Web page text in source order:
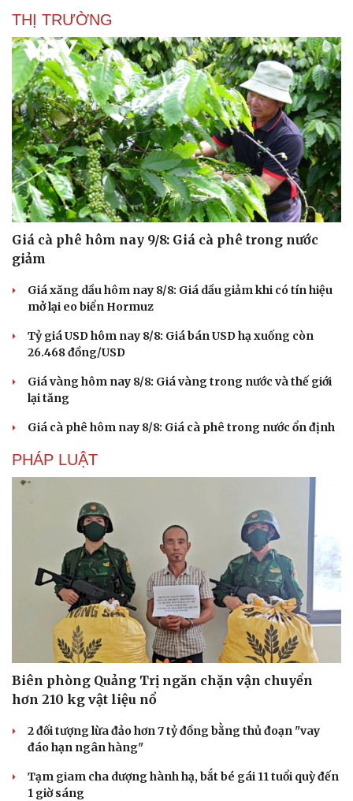
check-in
Podcast
Câu chuyện thời sự
Cửa sổ tình yêu
THỊ TRƯỜNG
Giá cà phê hôm nay 9/8: Giá cà phê trong nước
giảm
Giá xăng dầu hôm nay 8/8: Giá dầu giảm khi có tín hiệu
mở lại eo biển Hormuz
Tỷ giá USD hôm nay 8/8: Giá bán USD hạ xuống còn
26.468 đồng/USD
Giá vàng hôm nay 8/8: Giá vàng trong nước và thế giới
lại tăng
Giá cà phê hôm nay 8/8: Giá cà phê trong nước ổn định
PHÁP LUẬT
Biên phòng Quảng Trị ngăn chặn vận chuyển
hơn 210 kg vật liệu nổ
2 đối tượng lừa đảo hơn 7 tỷ đồng bằng thủ đoạn "vay
đáo hạn ngân hàng"
Tạm giam cha dượng hành hạ, bắt bé gái 11 tuổi quỳ đến
1 giờ sáng